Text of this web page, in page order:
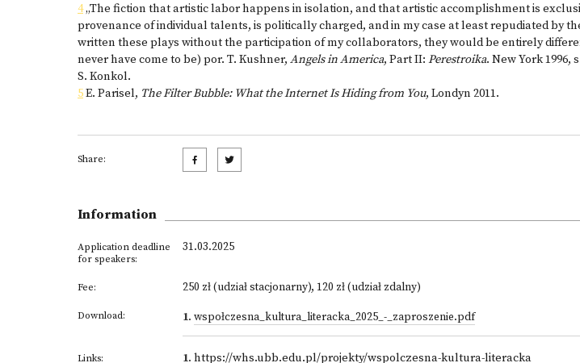
4„The fiction that artistic labor happens in isolation, and that artistic accomplishment is
provenance of individual talents, is politically charged, and in my case at least repudiated by
written these plays without the participation of my collaborators, they would be entirely
never have come to be) por. T. Kushner, Angels in America, Part II: Perestroika. New York 1996,
S. Konkol.
5E. Parisel, The Filter Bubble: What the Internet Is Hiding from You, Londyn 2011.
Share:
Information
Application deadline
for speakers:
31.03.2025
Fee: 250 zł (udział stacjonarny), 120 zł (udział zdalny)
Download: 1. wspołczesna_kultura_literacka_2025_-_zaproszenie.pdf
Links: 1. https://whs.ubb.edu.pl/projekty/wspolczesna-kultura-literacka